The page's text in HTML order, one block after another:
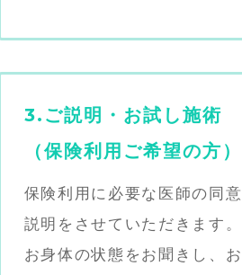
3.ご説明・お試し施術
（保険利用ご希望の方）
保険利用に必要な医師の同
説明をさせていただきます。
お身体の状態をお聞きし、